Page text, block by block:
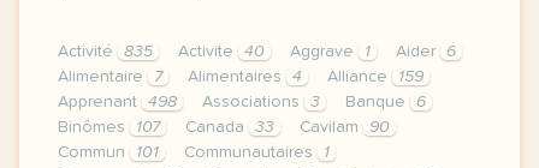
Activité 835 Activite 40 Aggrave 1 Aider
6
Alimentaire
7 Alimentaires 4 Alliance
159
Apprenant
498 Associations 3 Banque
6
Binômes
107 Canada 33 Cavilam
90
Commun
101 Communautaires
1